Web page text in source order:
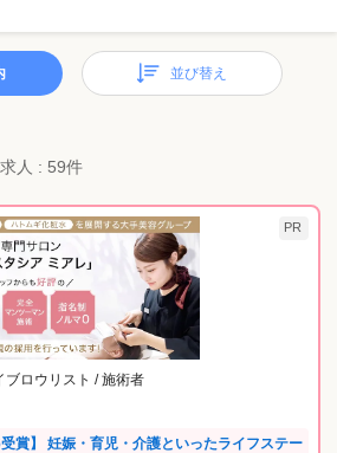
人 : 59件
並び替え
PR
ブロウリスト / 施術者
賞】 妊娠・育児・介護といったライフステー